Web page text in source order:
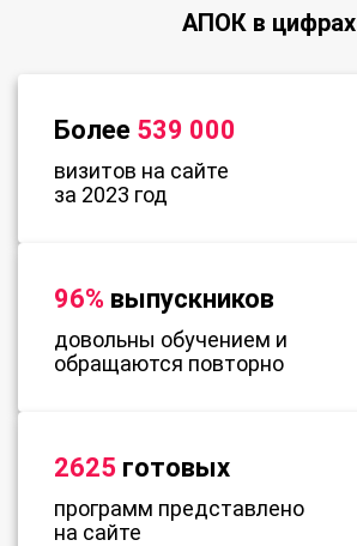
АПОК в цифрах
Более 539 000
визитов на сайте
за 2023 год
96% выпускников
довольны обучением и
обращаются повторно
2625 готовых
программ представлено
на сайте